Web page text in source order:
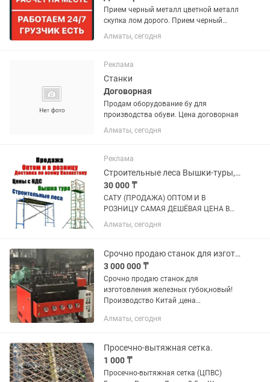
Прием черный металл цветной металл
скупка лом дорого. Прием черный
металл цветной металл скупка лом
дорого. ПРИНИМАЕМ ЧЕРНЫЙ И
ВСЕВОЗМОЖНЫЕ виды металла:
аккумуляторы,...
Алматы, сегодня
Реклама
Станки
Договорная
Продам оборудование бу для
производства обуви. Цена договорная
Алматы, сегодня
Реклама
Строительные леса Вышки-туры, леса на колесах, фасадные леса, Малярный стол
30 000 ₸
САТУ (ПРОДАЖА) ОПТОМ И В
РОЗНИЦУ САМАЯ ДЕШЁВАЯ ЦЕНА В
КАЗАХСТАНЕ, ЕҢ АРЗАН БАҒА
СТРОИТЕЛЬНЫЕ ЛЕСА ЛР-20 ЛРСП-40
ЗАВОДСКИЕ НОВЫЕ) по ГОСТУ
СЕРТИФИКАТЫ ПАСПОРТА,...
Алматы, сегодня
Срочно продаю станок для изготовления железных губок,новый !
3 000 000 ₸
Срочно продаю станок для
изготовления железных губок,новый!
Производство Китай ,цена
Алматы, сегодня
Просечно-вытяжная сетка.
1 000 ₸
Просечно-вытяжная сетка (ЦПВС)